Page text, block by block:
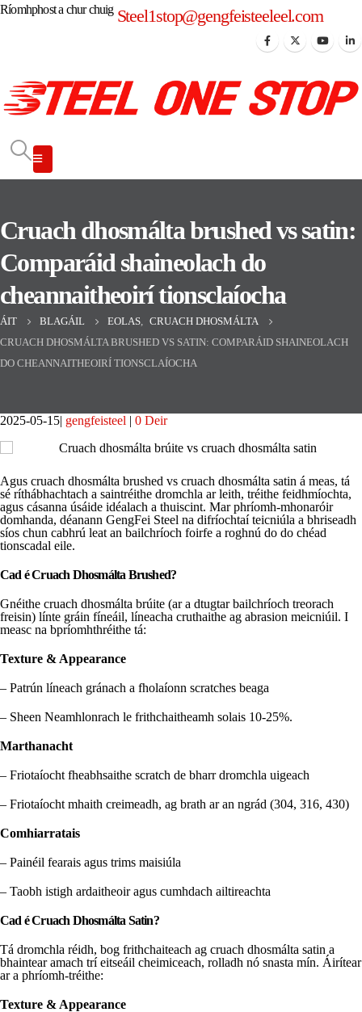
Ríomhphost a chur chuig Steel1stop@gengfeisteeleel.com
Cruach dhosmálta brushed vs satin:
Comparáid shaineolach do
cheannaitheoirí tionsclaíocha
ÁIT BLAGÁIL EOLAS
CRUACH DHOSMÁLTA
CRUACH DHOSMÁLTA BRUSHED VS SATIN: COMPARÁID SHAINEOLACH
DO CHEANNAITHEOIRÍ TIONSCLAÍOCHA
2025-05-15 gengfeisteel 0 Deir
Agus cruach dhosmálta brushed vs cruach dhosmálta satin á meas, tá
sé ríthábhachtach a saintréithe dromchla ar leith, tréithe feidhmíochta,
agus cásanna úsáide idéalach a thuiscint. Mar phríomh-mhonaróir
domhanda, déanann GengFei Steel na difríochtaí teicniúla a bhriseadh
síos chun cabhrú leat an bailchríoch foirfe a roghnú do do chéad
tionscadal eile.
Cad é Cruach Dhosmálta Brushed?
Gnéithe cruach dhosmálta brúite (ar a dtugtar bailchríoch treorach
freisin) línte gráin fíneáil, líneacha cruthaithe ag abrasion meicniúil. I
measc na bpríomhthréithe tá:
Texture & Appearance
– Patrún líneach gránach a fholaíonn scratches beaga
– Sheen Neamhlonrach le frithchaitheamh solais 10-25%.
Marthanacht
– Friotaíocht fheabhsaithe scratch de bharr dromchla uigeach
– Friotaíocht mhaith creimeadh, ag brath ar an ngrád (304, 316, 430)
Comhiarratais
– Painéil fearais agus trims maisiúla
– Taobh istigh ardaitheoir agus cumhdach ailtireachta
Cad é Cruach Dhosmálta Satin?
Tá dromchla réidh, bog frithchaiteach ag cruach dhosmálta satin a
bhaintear amach trí eitseáil cheimiceach, rolladh nó snasta mín. Áirítear
ar a phríomh-tréithe:
Texture & Appearance